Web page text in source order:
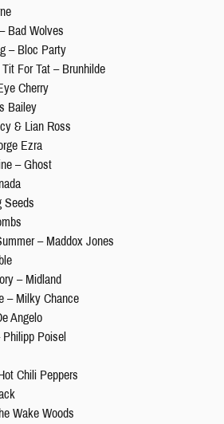
Bad Wolves
– Bloc Party
For Tat – Brunhilde
Cherry
Bailey
& Lian Ross
Ezra
– Ghost
Seeds
– Maddox Jones
– Midland
– Milky Chance
Angelo
Poisel
Chili Peppers
Wake Woods